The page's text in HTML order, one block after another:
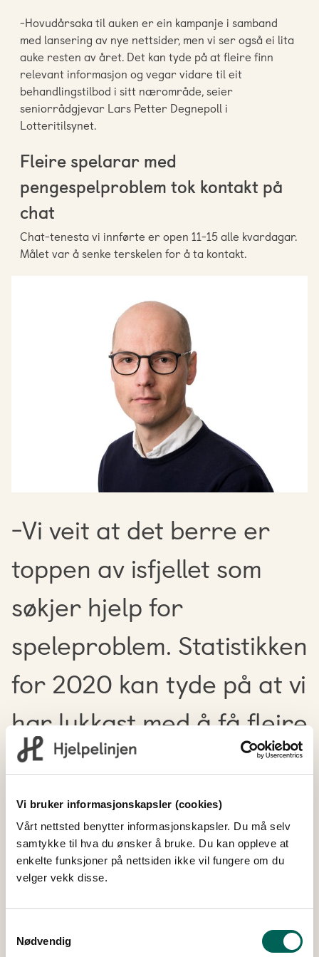
Vi bruker informasjonskapsler (cookies)
Vårt nettsted benytter informasjonskapsler. Du må selv
samtykke til hva du ønsker å bruke. Du kan oppleve at
enkelte funksjoner på nettsiden ikke vil fungere om du
velger vekk disse.
Nødvendig
-Hovudårsaka til auken er ein kampanje i samband
med lansering av nye nettsider, men vi ser også ei lita
auke resten av året. Det kan tyde på at fleire finn
relevant informasjon og vegar vidare til eit
behandlingstilbod i sitt nærområde, seier
seniorrådgjevar Lars Petter Degnepoll i
Lotteritilsynet.
Fleire spelarar med
pengespelproblem tok kontakt på
chat
Chat-tenesta vi innførte er open 11-15 alle kvardagar.
Målet var å senke terskelen for å ta kontakt.
-Vi veit at det berre er
toppen av isfjellet som
søkjer hjelp for
speleproblem. Statistikken
for 2020 kan tyde på at vi
har lukkast med å få fleire
spelarar til å ta kontakt.
Det er nemleg langt fleire
spelarar som sjølv tar
kontakt enn det har vore
dei siste åra, seier